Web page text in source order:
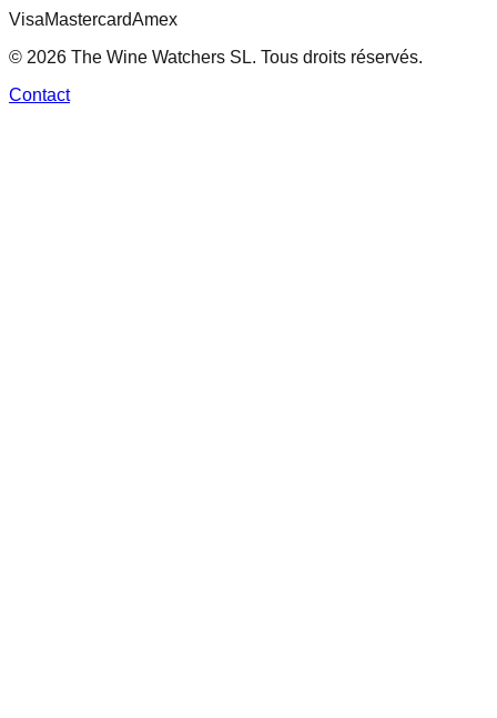
VisaMastercardAmex
© 2026 The Wine Watchers SL. Tous droits réservés.
Contact